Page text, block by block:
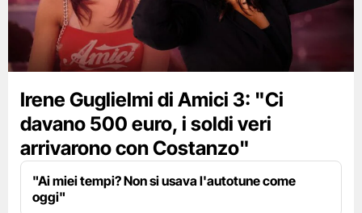
Irene Guglielmi di Amici 3: "Ci
davano 500 euro, i soldi veri
arrivarono con Costanzo"
"Ai miei tempi? Non si usava l'autotune come
oggi"